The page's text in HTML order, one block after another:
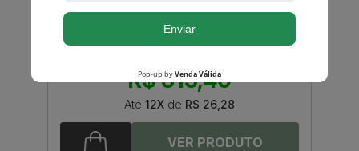
R$ 315,40
Até 12X de R$ 26,28